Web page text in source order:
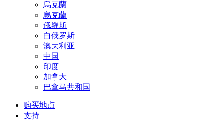
烏克蘭
烏克蘭
俄羅斯
白俄罗斯
澳大利亚
中国
印度
加拿大
巴拿马共和国
购买地点
支持